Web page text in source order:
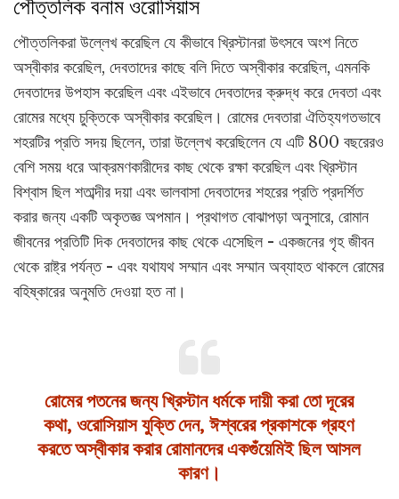
পৌত্তলিক বনাম ওরোসিয়াস
পৌত্তলিকরা উল্লেখ করেছিল যে কীভাবে খ্রিস্টানরা উৎসবে অংশ নিতে
অস্বীকার করেছিল, দেবতাদের কাছে বলি দিতে অস্বীকার করেছিল, এমনকি
দেবতাদের উপহাস করেছিল এবং এইভাবে দেবতাদের ক্রুদ্ধ করে দেবতা এবং
রোমের মধ্যে চুক্তিকে অস্বীকার করেছিল। রোমের দেবতারা ঐতিহ্যগতভাবে
শহরটির প্রতি সদয় ছিলেন, তারা উল্লেখ করেছিলেন যে এটি 800 বছরেরও
বেশি সময় ধরে আক্রমণকারীদের কাছ থেকে রক্ষা করেছিল এবং খ্রিস্টান
বিশ্বাস ছিল শতাব্দীর দয়া এবং ভালবাসা দেবতাদের শহরের প্রতি প্রদর্শিত
করার জন্য একটি অকৃতজ্ঞ অপমান। প্রথাগত বোঝাপড়া অনুসারে, রোমান
জীবনের প্রতিটি দিক দেবতাদের কাছ থেকে এসেছিল - একজনের গৃহ জীবন
থেকে রাষ্ট্র পর্যন্ত - এবং যথাযথ সম্মান এবং সম্মান অব্যাহত থাকলে রোমের
বহিষ্কারের অনুমতি দেওয়া হত না।
রোমের পতনের জন্য খ্রিস্টান ধর্মকে দায়ী করা তো দূরের
কথা, ওরোসিয়াস যুক্তি দেন, ঈশ্বরের প্রকাশকে গ্রহণ
করতে অস্বীকার করার রোমানদের একগুঁয়েমিই ছিল আসল
কারণ।